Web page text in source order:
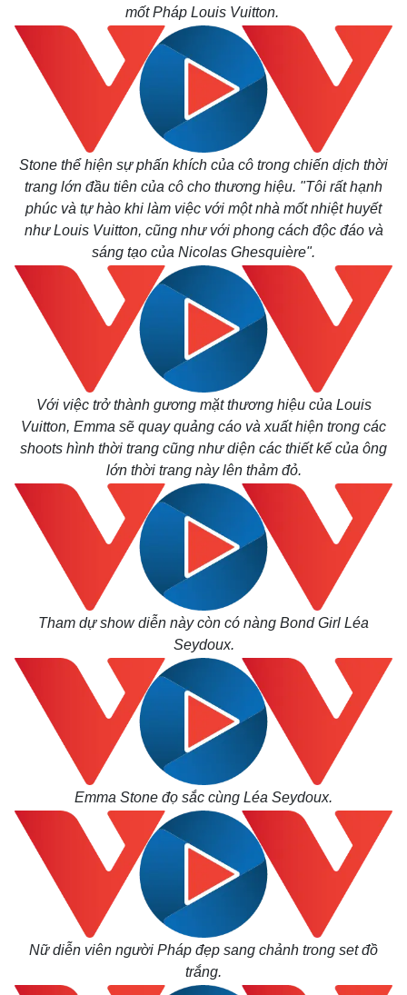
Hồ sơ
Ảnh
E-Magazine
Infographic
Kinh tế
Bất động sản
Khởi nghiệp
Thị trường
Giá vàng
Tiêu dùng
Tỷ giá
Chứng khoán
Giá cà phê
mốt Pháp Louis Vuitton.
Stone thể hiện sự phấn khích của cô trong chiến dịch thời
trang lớn đầu tiên của cô cho thương hiệu. "Tôi rất hạnh
phúc và tự hào khi làm việc với một nhà mốt nhiệt huyết
như Louis Vuitton, cũng như với phong cách độc đáo và
sáng tạo của Nicolas Ghesquière".
Với việc trở thành gương mặt thương hiệu của Louis
Vuitton, Emma sẽ quay quảng cáo và xuất hiện trong các
shoots hình thời trang cũng như diện các thiết kế của ông
lớn thời trang này lên thảm đỏ.
Tham dự show diễn này còn có nàng Bond Girl Léa
Seydoux.
Emma Stone đọ sắc cùng Léa Seydoux.
Nữ diễn viên người Pháp đẹp sang chảnh trong set đồ
trắng.